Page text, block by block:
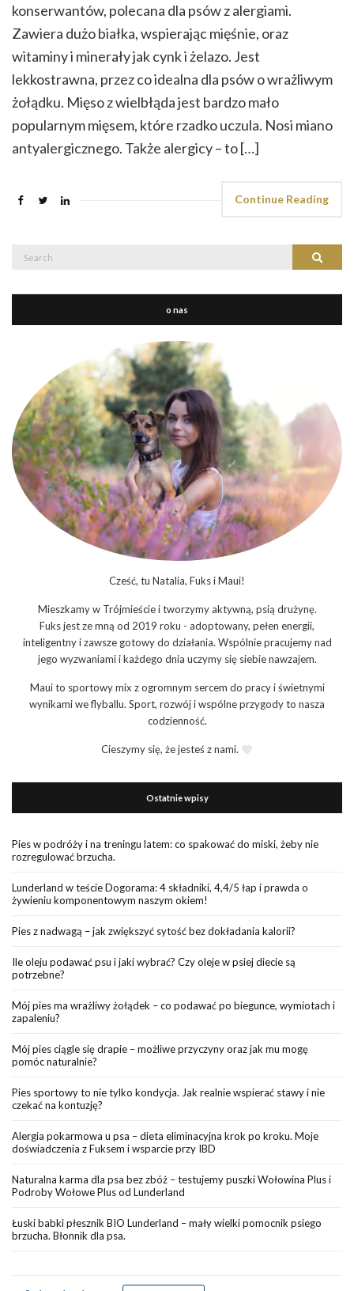
konserwantów, polecana dla psów z alergiami.
Zawiera dużo białka, wspierając mięśnie, oraz
witaminy i minerały jak cynk i żelazo. Jest
lekkostrawna, przez co idealna dla psów o wrażliwym
żołądku. Mięso z wielbłąda jest bardzo mało
popularnym mięsem, które rzadko uczula. Nosi miano
antyalergicznego. Także alergicy – to […]
Continue Reading
Search
o nas
Cześć, tu Natalia, Fuks i Maui!
Mieszkamy w Trójmieście i tworzymy aktywną, psią drużynę.
Fuks jest ze mną od 2019 roku - adoptowany, pełen energii,
inteligentny i zawsze gotowy do działania. Wspólnie pracujemy nad
jego wyzwaniami i każdego dnia uczymy się siebie nawzajem.
Maui to sportowy mix z ogromnym sercem do pracy i świetnymi
wynikami we flyballu. Sport, rozwój i wspólne przygody to nasza
codzienność.
Cieszymy się, że jesteś z nami.
Ostatnie wpisy
Pies w podróży i na treningu latem: co spakować do miski, żeby nie
rozregulować brzucha.
Lunderland w teście Dogorama: 4 składniki, 4,4/5 łap i prawda o
żywieniu komponentowym naszym okiem!
Pies z nadwagą – jak zwiększyć sytość bez dokładania kalorii?
Ile oleju podawać psu i jaki wybrać? Czy oleje w psiej diecie są
potrzebne?
Mój pies ma wrażliwy żołądek – co podawać po biegunce, wymiotach i
zapaleniu?
Mój pies ciągle się drapie – możliwe przyczyny oraz jak mu mogę
pomóc naturalnie?
Pies sportowy to nie tylko kondycja. Jak realnie wspierać stawy i nie
czekać na kontuzję?
Alergia pokarmowa u psa – dieta eliminacyjna krok po kroku. Moje
doświadczenia z Fuksem i wsparcie przy IBD
Naturalna karma dla psa bez zbóż – testujemy puszki Wołowina Plus i
Podroby Wołowe Plus od Lunderland
Łuski babki płesznik BIO Lunderland – mały wielki pomocnik psiego
brzucha. Błonnik dla psa.